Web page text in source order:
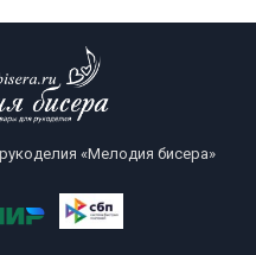
«Мелодия бисера»